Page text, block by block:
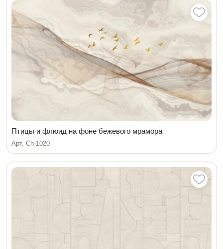
Птицы и флюид на фоне бежевого мрамора
Арт. Ch-1020